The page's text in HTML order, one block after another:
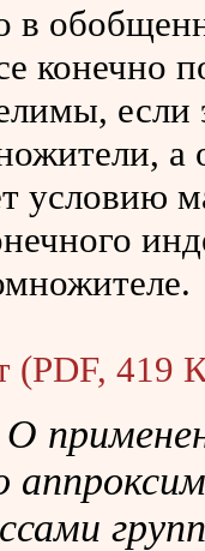
в
конечно
если
а
условию
(PDF, 419
О
групп